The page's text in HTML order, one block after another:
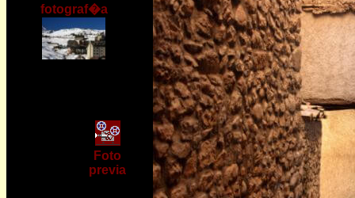
fotograf�a
Foto
previa